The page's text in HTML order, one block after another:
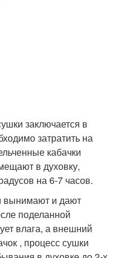
заключается в
затратить на
кабачки
в духовку,
на 6-7 часов.
вынимают и дают
поделанной
влага, а внешний
, процесс сушки